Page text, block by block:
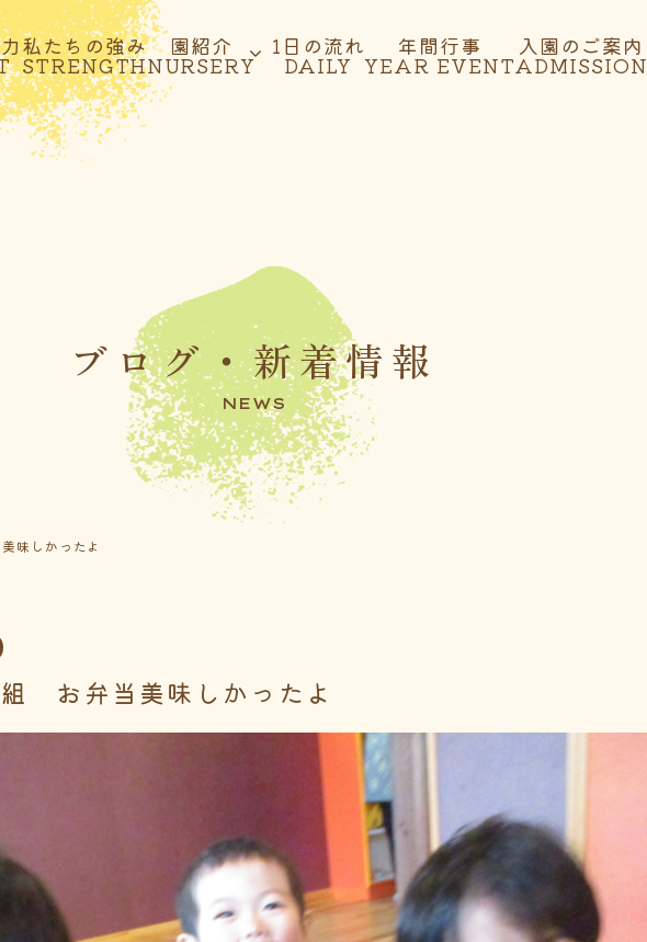
私たちの強み
STRENGTH
園紹介
NURSERY
1日の流れ
DAILY
年間行事
YEAR EVENT
入園のご案内
ADMISSION
ブログ・新着情報
NEWS
味しかったよ
お弁当美味しかったよ